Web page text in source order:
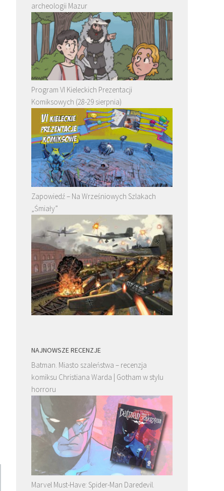
archeologii Mazur
Program VI Kieleckich Prezentacji
Komiksowych (28-29 sierpnia)
Zapowiedź – Na Wrześniowych Szlakach
„Śmiały”
NAJNOWSZE RECENZJE
Batman. Miasto szaleństwa – recenzja
komiksu Christiana Warda | Gotham w stylu
horroru
Marvel Must-Have: Spider-Man Daredevil.